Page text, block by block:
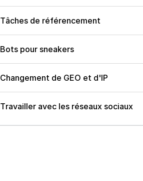
Tâches de référencement
Bots pour sneakers
Changement de GEO et d'IP
Travailler avec les réseaux sociaux